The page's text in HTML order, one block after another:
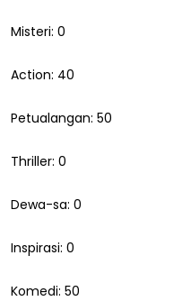
Misteri: 0
Action: 40
Petualangan: 50
Thriller: 0
Dewa-sa: 0
Inspirasi: 0
Komedi: 50